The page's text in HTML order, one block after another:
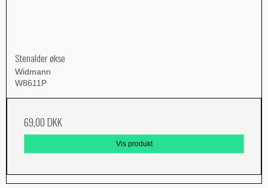
Stenalder økse
Widmann
W8611P
69,00 DKK
Vis produkt